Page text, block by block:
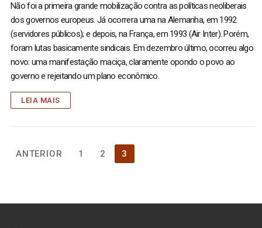
Não foi a primeira grande mobilização contra as políticas neoliberais
dos governos europeus. Já ocorrera uma na Alemanha, em 1992
(servidores públicos); e depois, na França, em 1993 (Air Inter). Porém,
foram lutas basicamente sindicais. Em dezembro último, ocorreu algo
novo: uma manifestação maciça, claramente opondo o povo ao
governo e rejeitando um plano econômico.
LEIA MAIS
Paginação
ANTERIOR 1 2 3